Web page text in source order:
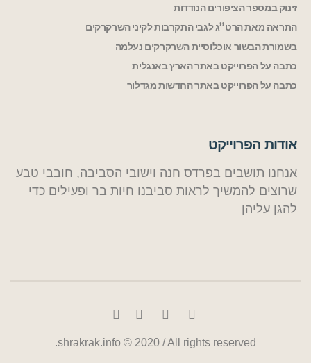
זינוק במספר הציפורים הנודדות
התראה מאת הרט”ג לגבי התקרבות לקיני השרקרקים
בשמורת הבשור אוכלוסיית השרקרקים נעלמה
כתבה על הפרוייקט באתר הארץ באנגלית
כתבה על הפרוייקט באתר החדשות מגדלור
אודות הפרוייקט
אנחנו תושבים בפרדס חנה וישובי הסביבה, חובבי טבע
שרוצים להמשיך לראות סביבנו חיות בר ופעילים כדי
להגן עליהן
shrakrak.info © 2020 / All rights reserved.